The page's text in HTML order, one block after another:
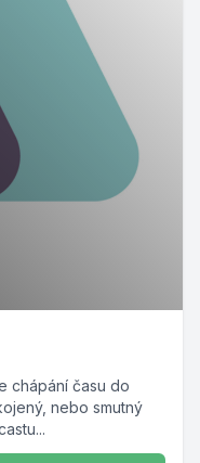
chápání času do
nebo smutný